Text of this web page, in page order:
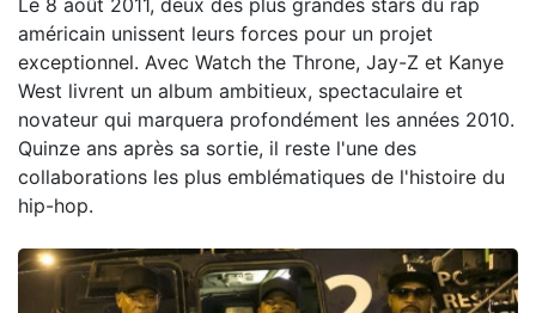
Le 8 août 2011, deux des plus grandes stars du rap
américain unissent leurs forces pour un projet
exceptionnel. Avec Watch the Throne, Jay-Z et Kanye
West livrent un album ambitieux, spectaculaire et
novateur qui marquera profondément les années 2010.
Quinze ans après sa sortie, il reste l'une des
collaborations les plus emblématiques de l'histoire du
hip-hop.